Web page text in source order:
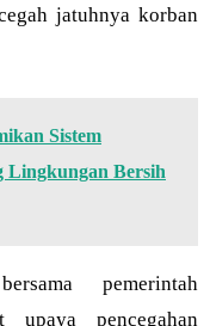
jatuhnya korban
Sistem
Lingkungan Bersih
pemerintah
upaya pencegahan